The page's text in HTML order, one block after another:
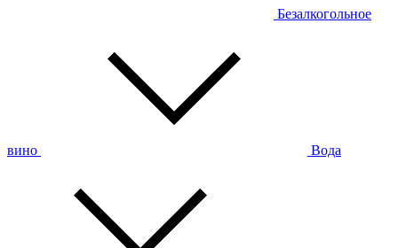
Безалкогольное
вино Вода